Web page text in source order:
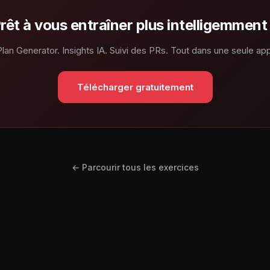
à vous entraîner plus intelligemment
Generator. Insights IA. Suivi des PRs. Tout dans une seule
Télécharger gratuitement
← Parcourir tous les exercices